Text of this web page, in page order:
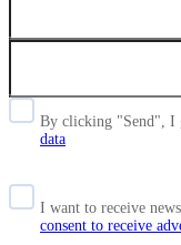
By clicking "Send", I
data
I want to receive
consent to receive